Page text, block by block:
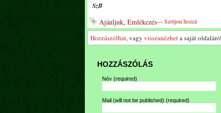
SzB
Ajánljuk, Emlékezés---Szóljon hozzá
Hozzászólhat, vagy visszanézheta saját
HOZZÁSZÓLÁS
Név (required)
Mail (will not be published) (required)